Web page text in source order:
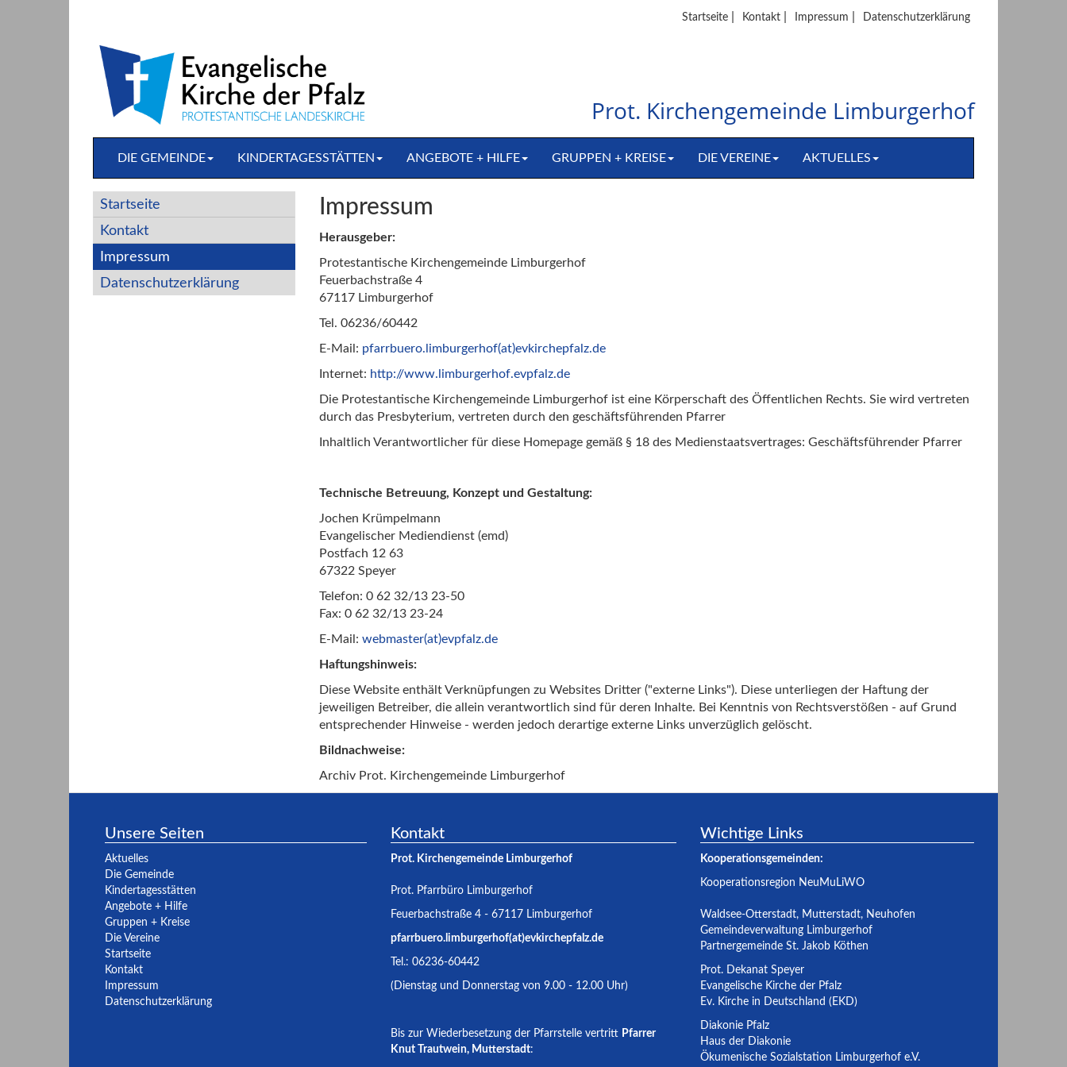
Inhalt
springen
Startseite Kontakt Impressum Datenschutzerklärung
Prot. Kirchengemeinde Limburgerhof
DIE GEMEINDE KINDERTAGESSTÄTTEN ANGEBOTE + HILFE GRUPPEN + KREISE DIE VEREINE AKTUELLES
Startseite
Kontakt
Impressum
Datenschutzerklärung
Impressum
Herausgeber:
Protestantische Kirchengemeinde Limburgerhof
Feuerbachstraße 4
67117 Limburgerhof
Tel. 06236/60442
E-Mail: pfarrbuero.limburgerhof(at)evkirchepfalz.de
Internet: http://www.limburgerhof.evpfalz.de
Die Protestantische Kirchengemeinde Limburgerhof ist eine Körperschaft des Öffentlichen Rechts. Sie wird vertreten
durch das Presbyterium, vertreten durch den geschäftsführenden Pfarrer
Inhaltlich Verantwortlicher für diese Homepage gemäß § 18 des Medienstaatsvertrages: Geschäftsführender Pfarrer
Technische Betreuung, Konzept und Gestaltung:
Jochen Krümpelmann
Evangelischer Mediendienst (emd)
Postfach 12 63
67322 Speyer
Telefon: 0 62 32/13 23-50
Fax: 0 62 32/13 23-24
E-Mail: webmaster(at)evpfalz.de
Haftungshinweis:
Diese Website enthält Verknüpfungen zu Websites Dritter ("externe Links"). Diese unterliegen der Haftung der
jeweiligen Betreiber, die allein verantwortlich sind für deren Inhalte. Bei Kenntnis von Rechtsverstößen - auf Grund
entsprechender Hinweise - werden jedoch derartige externe Links unverzüglich gelöscht.
Bildnachweise:
Archiv Prot. Kirchengemeinde Limburgerhof
Unsere Seiten
Aktuelles
Die Gemeinde
Kindertagesstätten
Angebote + Hilfe
Gruppen + Kreise
Die Vereine
Startseite
Kontakt
Impressum
Datenschutzerklärung
Kontakt
Prot. Kirchengemeinde Limburgerhof
Prot. Pfarrbüro Limburgerhof
Feuerbachstraße 4 - 67117 Limburgerhof
pfarrbuero.limburgerhof(at)evkirchepfalz.de
Tel.: 06236-60442
(Dienstag und Donnerstag von 9.00 - 12.00 Uhr)
Bis zur Wiederbesetzung der Pfarrstelle vertritt Pfarrer
Knut Trautwein, Mutterstadt:
Wichtige Links
Kooperationsgemeinden:
Kooperationsregion NeuMuLiWO
Waldsee-Otterstadt, Mutterstadt, Neuhofen
Gemeindeverwaltung Limburgerhof
Partnergemeinde St. Jakob Köthen
Prot. Dekanat Speyer
Evangelische Kirche der Pfalz
Ev. Kirche in Deutschland (EKD)
Diakonie Pfalz
Haus der Diakonie
Ökumenische Sozialstation Limburgerhof e.V.